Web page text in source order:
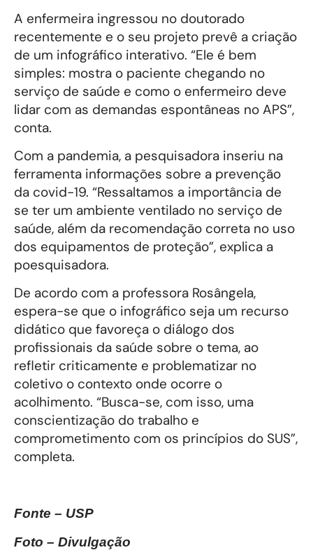
A enfermeira ingressou no doutorado
recentemente e o seu projeto prevê a criação
de um infográfico interativo. “Ele é bem
simples: mostra o paciente chegando no
serviço de saúde e como o enfermeiro deve
lidar com as demandas espontâneas no APS”,
conta.
Com a pandemia, a pesquisadora inseriu na
ferramenta informações sobre a prevenção
da covid-19. “Ressaltamos a importância de
se ter um ambiente ventilado no serviço de
saúde, além da recomendação correta no uso
dos equipamentos de proteção”, explica a
poesquisadora.
De acordo com a professora Rosângela,
espera-se que o infográfico seja um recurso
didático que favoreça o diálogo dos
profissionais da saúde sobre o tema, ao
refletir criticamente e problematizar no
coletivo o contexto onde ocorre o
acolhimento. “Busca-se, com isso, uma
conscientização do trabalho e
comprometimento com os princípios do SUS”,
completa.
Fonte – USP
Foto – Divulgação